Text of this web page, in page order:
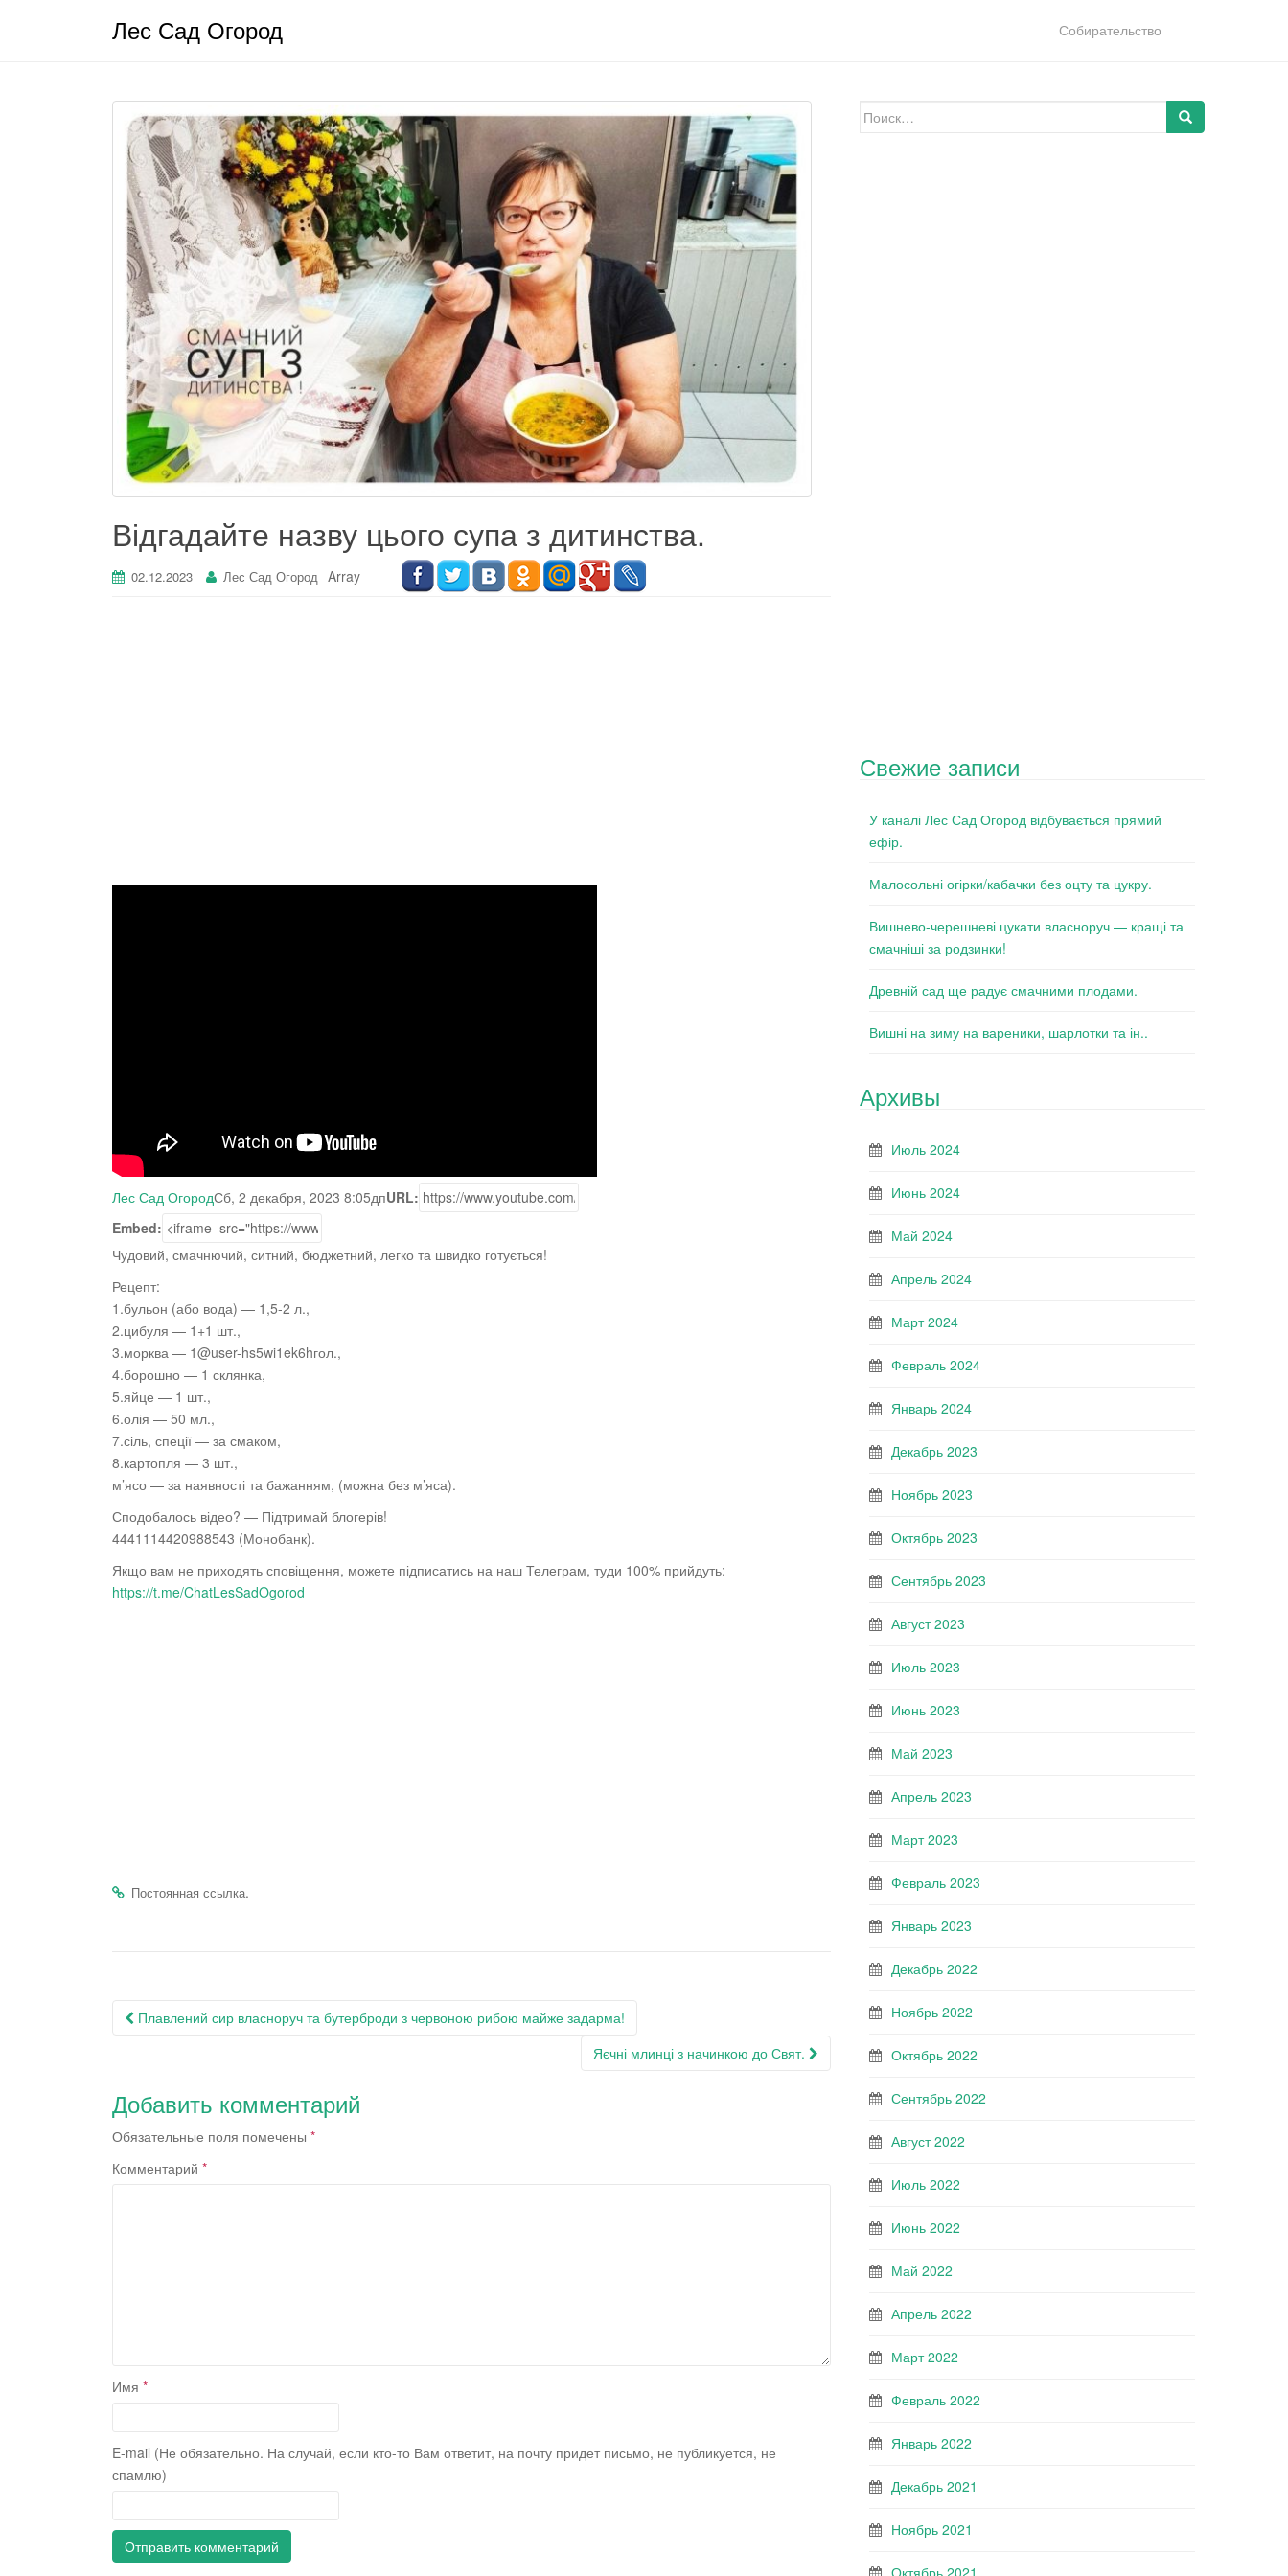
Лес Сад Огород Собирательство
Відгадайте назву цього супа з дитинства.
02.12.2023 Лес Сад Огород Array
Лес Сад ОгородСб, 2 декабря, 2023 8:05дпURL:
Embed:
Чудовий, смачнючий, ситний, бюджетний, легко та швидко готується!
Рецепт:
1.бульон (або вода) — 1,5-2 л.,
2.цибуля — 1+1 шт.,
3.морква — 1@user-hs5wi1ek6hгол.,
4.борошно — 1 склянка,
5.яйце — 1 шт.,
6.олія — 50 мл.,
7.сіль, спеції — за смаком,
8.картопля — 3 шт.,
м’ясо — за наявності та бажанням, (можна без м’яса).
Сподобалось відео? — Підтримай блогерів!
4441114420988543 (Монобанк).
Якщо вам не приходять сповіщення, можете підписатись на наш Телеграм, туди 100% прийдуть:
https://t.me/ChatLesSadOgorod
Постоянная ссылка.
Навигация
Плавлений сир власноруч та бутерброди з червоною рибою майже задарма!
Яєчні млинці з начинкою до Свят.
Добавить комментарий
Обязательные поля помечены *
Комментарий *
Имя *
E-mail (Не обязательно. На случай, если кто-то Вам ответит, на почту придет письмо, не публикуется, не
спамлю)
Искать:
Свежие записи
У каналі Лес Сад Огород відбувається прямий
ефір.
Малосольні огірки/кабачки без оцту та цукру.
Вишнево-черешневі цукати власноруч — кращі та
смачніші за родзинки!
Древній сад ще радує смачними плодами.
Вишні на зиму на вареники, шарлотки та ін..
Архивы
Июль 2024
Июнь 2024
Май 2024
Апрель 2024
Март 2024
Февраль 2024
Январь 2024
Декабрь 2023
Ноябрь 2023
Октябрь 2023
Сентябрь 2023
Август 2023
Июль 2023
Июнь 2023
Май 2023
Апрель 2023
Март 2023
Февраль 2023
Январь 2023
Декабрь 2022
Ноябрь 2022
Октябрь 2022
Сентябрь 2022
Август 2022
Июль 2022
Июнь 2022
Май 2022
Апрель 2022
Март 2022
Февраль 2022
Январь 2022
Декабрь 2021
Ноябрь 2021
Октябрь 2021